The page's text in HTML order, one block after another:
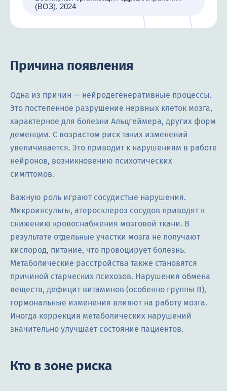
(ВОЗ), 2024
Причина появления
Одна из причин — нейродегенеративные процессы.
Это постепенное разрушение нервных клеток мозга,
характерное для болезни Альцгеймера, других форм
деменции. С возрастом риск таких изменений
увеличивается. Это приводит к нарушениям в работе
нейронов, возникновению психотических
симптомов.
Важную роль играют сосудистые нарушения.
Микроинсульты, атеросклероз сосудов приводят к
снижению кровоснабжения мозговой ткани. В
результате отдельные участки мозга не получают
кислород, питание, что провоцирует болезнь.
Метаболические расстройства также становятся
причиной старческих психозов. Нарушения обмена
веществ, дефицит витаминов (особенно группы B),
гормональные изменения влияют на работу мозга.
Иногда коррекция метаболических нарушений
значительно улучшает состояние пациентов.
Кто в зоне риска